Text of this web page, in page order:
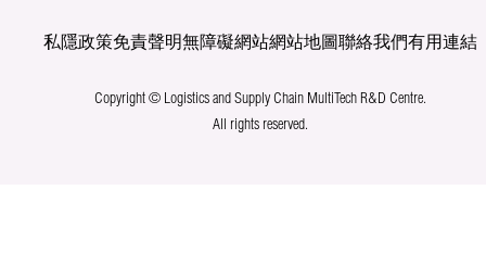
私隱政策免責聲明無障礙網站網站地圖聯絡我們有用連結
Copyright © Logistics and Supply Chain MultiTech R&D Centre.
All rights reserved.